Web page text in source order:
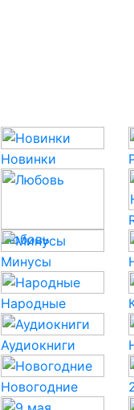
Новинки
Любовь
Минусы
Народные
Аудиокниги
Новогодние